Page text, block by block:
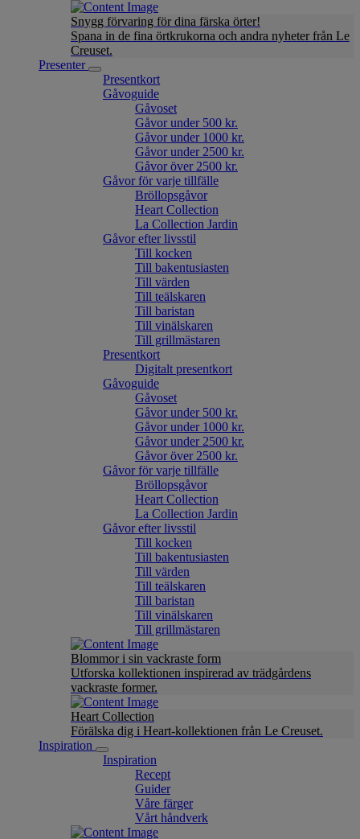
Snygg förvaring för dina färska örter!
Spana in de fina örtkrukorna och andra nyheter från Le
Creuset.
Presenter
Presentkort
Gåvoguide
Gåvoset
Gåvor under 500 kr.
Gåvor under 1000 kr.
Gåvor under 2500 kr.
Gåvor över 2500 kr.
Gåvor för varje tillfälle
Bröllopsgåvor
Heart Collection
La Collection Jardin
Gåvor efter livsstil
Till kocken
Till bakentusiasten
Till värden
Till teälskaren
Till baristan
Till vinälskaren
Till grillmästaren
Presentkort
Digitalt presentkort
Gåvoguide
Gåvoset
Gåvor under 500 kr.
Gåvor under 1000 kr.
Gåvor under 2500 kr.
Gåvor över 2500 kr.
Gåvor för varje tillfälle
Bröllopsgåvor
Heart Collection
La Collection Jardin
Gåvor efter livsstil
Till kocken
Till bakentusiasten
Till värden
Till teälskaren
Till baristan
Till vinälskaren
Till grillmästaren
Blommor i sin vackraste form
Utforska kollektionen inspirerad av trädgårdens
vackraste former.
Heart Collection
Förälska dig i Heart-kollektionen från Le Creuset.
Inspiration
Inspiration
Recept
Guider
Våre färger
Vårt håndverk